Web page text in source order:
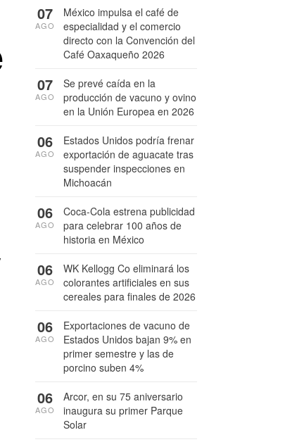
México impulsa el café de
especialidad y el comercio
directo con la Convención del
Café Oaxaqueño 2026
07
AGO
Se prevé caída en la
producción de vacuno y ovino
en la Unión Europea en 2026
07
AGO
Estados Unidos podría frenar
exportación de aguacate tras
suspender inspecciones en
Michoacán
06
AGO
Coca-Cola estrena publicidad
para celebrar 100 años de
historia en México
06
AGO
WK Kellogg Co eliminará los
colorantes artificiales en sus
cereales para finales de 2026
06
AGO
Exportaciones de vacuno de
Estados Unidos bajan 9% en
primer semestre y las de
porcino suben 4%
06
AGO
Arcor, en su 75 aniversario
inaugura su primer Parque
Solar
06
AGO